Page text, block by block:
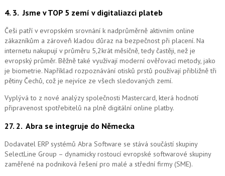
4. 3.Jsme v TOP 5 zemí v digitaliazci plateb
Češi patří v evropském srovnání k nadprůměrně aktivním online
zákazníkům a zároveň kladou důraz na bezpečnost při placení. Na
internetu nakupují v průměru 5,2krát měsíčně, tedy častěji, než je
evropský průměr. Běžně také využívají moderní ověřovací metody, jako
je biometrie. Například rozpoznávání otisků prstů používají přibližně tři
pětiny Čechů, což je nejvíce ze všech sledovaných zemí.
Vyplývá to z nové analýzy společnosti Mastercard, která hodnotí
připravenost spotřebitelů na plně digitální online platby.
27. 2. Abra se integruje do Německa
Dodavatel ERP systémů Abra Software se stává součástí skupiny
SelectLine Group – dynamicky rostoucí evropské softwarové skupiny
zaměřené na podniková řešení pro malé a střední firmy (SME).